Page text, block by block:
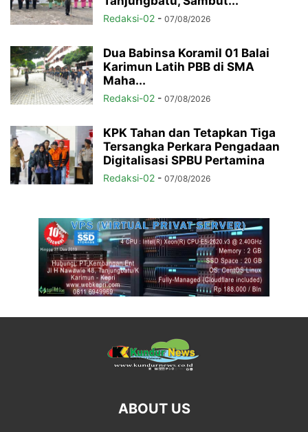
Redaksi-02 - 07/08/2026
Dua Babinsa Koramil 01 Balai
Karimun Latih PBB di SMA
Maha...
Redaksi-02 - 07/08/2026
KPK Tahan dan Tetapkan Tiga
Tersangka Perkara Pengadaan
Digitalisasi SPBU Pertamina
Redaksi-02 - 07/08/2026
ABOUT US